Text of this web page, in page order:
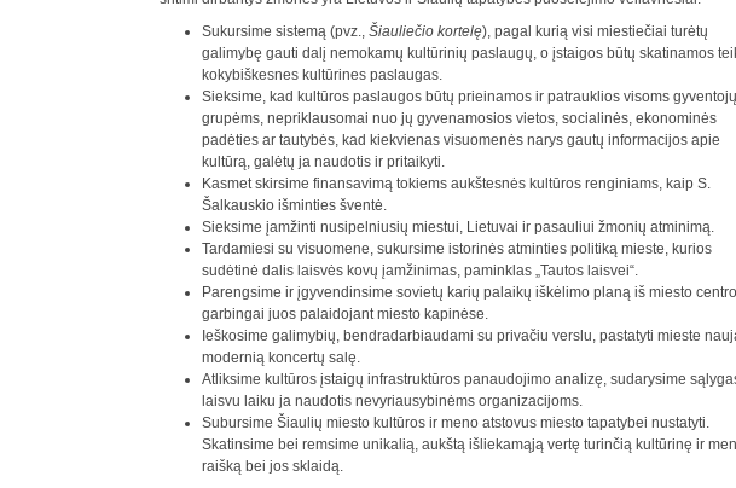
Sukursime sistemą (pvz., Šiauliečio kortelę), pagal kurią visi miestiečiai turėtų
galimybę gauti dalį nemokamų kultūrinių paslaugų, o įstaigos būtų skatinamos
kokybiškesnes kultūrines paslaugas.
Sieksime, kad kultūros paslaugos būtų prieinamos ir patrauklios visoms gyventojų
grupėms, nepriklausomai nuo jų gyvenamosios vietos, socialinės, ekonominės
padėties ar tautybės, kad kiekvienas visuomenės narys gautų informacijos apie
kultūrą, galėtų ja naudotis ir pritaikyti.
Kasmet skirsime finansavimą tokiems aukštesnės kultūros renginiams, kaip S.
Šalkauskio išminties šventė.
Sieksime įamžinti nusipelniusių miestui, Lietuvai ir pasauliui žmonių atminimą.
Tardamiesi su visuomene, sukursime istorinės atminties politiką mieste, kurios
sudėtinė dalis laisvės kovų įamžinimas, paminklas „Tautos laisvei“.
Parengsime ir įgyvendinsime sovietų karių palaikų iškėlimo planą iš miesto centro,
garbingai juos palaidojant miesto kapinėse.
Ieškosime galimybių, bendradarbiaudami su privačiu verslu, pastatyti mieste
modernią koncertų salę.
Atliksime kultūros įstaigų infrastruktūros panaudojimo analizę, sudarysime
laisvu laiku ja naudotis nevyriausybinėms organizacijoms.
Subursime Šiaulių miesto kultūros ir meno atstovus miesto tapatybei nustatyti.
Skatinsime bei remsime unikalią, aukštą išliekamąją vertę turinčią kultūrinę ir
raišką bei jos sklaidą.